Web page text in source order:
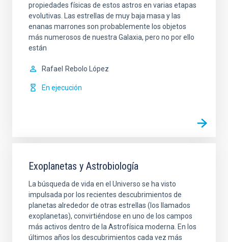
propiedades físicas de estos astros en varias etapas
evolutivas. Las estrellas de muy baja masa y las
enanas marrones son probablemente los objetos
más numerosos de nuestra Galaxia, pero no por ello
están
Rafael Rebolo López
En ejecución
Exoplanetas y Astrobiología
La búsqueda de vida en el Universo se ha visto
impulsada por los recientes descubrimientos de
planetas alrededor de otras estrellas (los llamados
exoplanetas), convirtiéndose en uno de los campos
más activos dentro de la Astrofísica moderna. En los
últimos años los descubrimientos cada vez más